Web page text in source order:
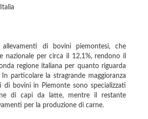
di bovini piemontesi, che
nazionale per circa il 12,1%, rendono il
regione italiana per quanto riguarda
particolare la stragrande maggioranza
di bovini in Piemonte sono specializzati
di capi da latte, mentre il restante
per la produzione di carne.